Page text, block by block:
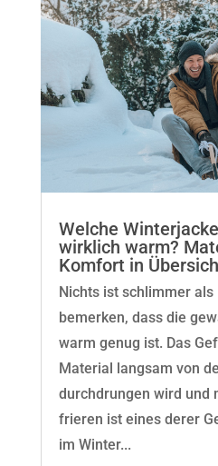
Welche
wirklich warm?
Komfort in
Nichts ist schlimmer als
bemerken, dass die
warm genug ist. Das
Material langsam von
durchdrungen wird und
frieren ist eines derer
im Winter...